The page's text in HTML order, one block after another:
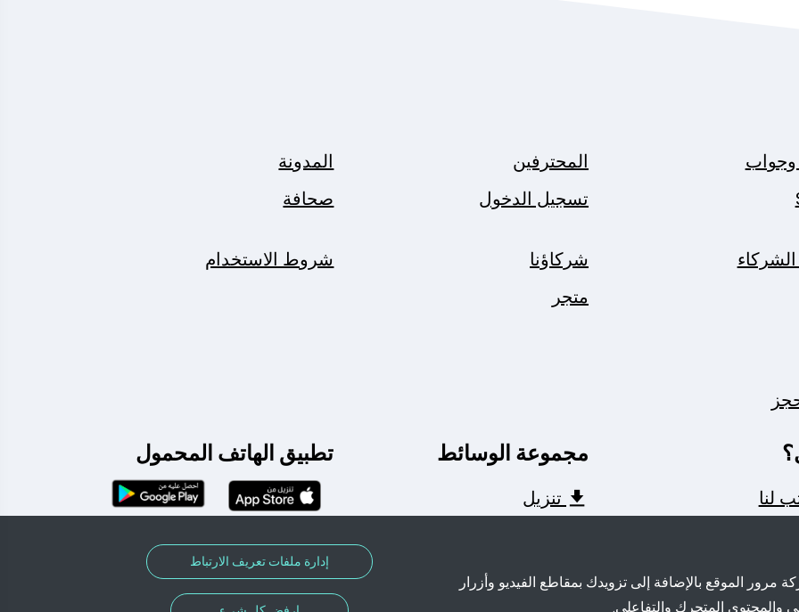
المحترفين
المدونة
تسجيل الدخول صحافة
شركاؤنا
شروط الاستخدام
متجر
لنا
مجموعة الوسائط
تنزيل
تطبيق الهاتف المحمول
الموقع بالإضافة إلى تزويدك بمقاطع الفيديو وأزرار
والمحتوى المتحرك والتفاعلي.
إدارة ملفات تعريف الارتباط